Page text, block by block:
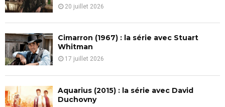
20 juillet 2026
Cimarron (1967) : la série avec Stuart
Whitman
17 juillet 2026
Aquarius (2015) : la série avec David
Duchovny